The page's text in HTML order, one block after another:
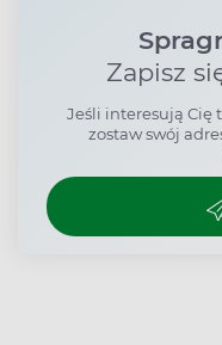
Zapisz
Jeśli interesują Cię
zostaw swój